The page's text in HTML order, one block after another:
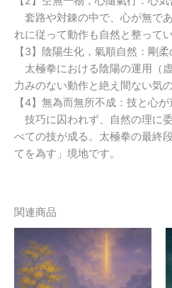
套路や対錬の中で、心が無で
れに従って動作も自然と整ってい
【3】陰陽生化，氣順自然：剛
太極拳における陰陽の運用（
力みのない動作と絶え間ない気
【4】無為而無所不成：技と心
技巧に囚われず、自然の理に
べての技が成る。太極拳の最終
てを為す」境地です。
関連商品